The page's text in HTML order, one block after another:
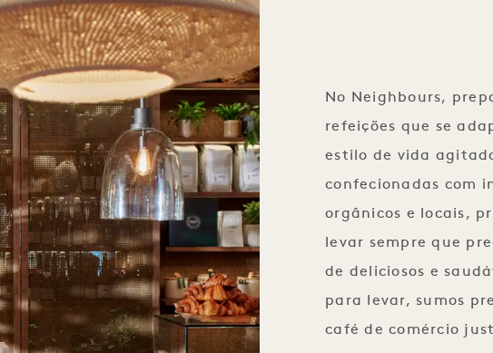
No Neighbours,
refeições que se
estilo de vida
confecionadas com
orgânicos e locais,
levar sempre que
de deliciosos e
para levar, sumos
café de comércio